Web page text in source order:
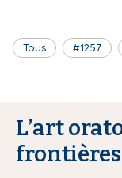
Tous #1257
L’art
frontières